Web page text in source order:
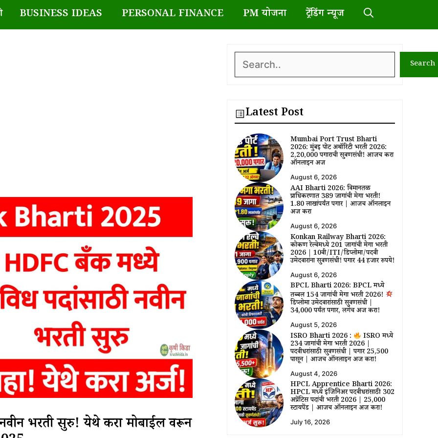
BUSINESS IDEAS PERSONAL FINANCE PM योजना ट्रेंडिंग न्यूज
भरती सुरु! येथे करा मोबाईल वरून
Search Search
Latest Post
Mumbai Port Trust Bharti
2026: मुंबई पोर्ट अथॉरिटी भरती 2026:
₹2,20,000 पगाराची सुवर्णसंधी! आजच करा
ऑनलाईन अर्ज
August 6, 2026
AAI Bharti 2026: विमानतळ
प्राधिकरणात 389 जागांची मेगा भरती!
₹1.80 लाखांपर्यंत पगार | आजच ऑनलाईन
अर्ज करा
August 6, 2026
Konkan Railway Bharti 2026:
कोकण रेल्वेमध्ये 201 जागांची मेगा भरती
2026 | 10वी/ITI/डिप्लोमा/पदवी
उमेदवारांना सुवर्णसंधी! पगार 44 हजार रुपये!
August 6, 2026
BPCL Bharti 2026: BPCL मध्ये
तब्बल 154 जागांची मेगा भरती 2026!
डिप्लोमा उमेदवारांसाठी सुवर्णसंधी |
₹34,000 पर्यंत पगार, लगेच अर्ज करा!
August 5, 2026
ISRO Bharti 2026 : ISRO मध्ये
234 जागांची मेगा भरती 2026 |
पदवीधरांसाठी सुवर्णसंधी | पगार ₹25,500
पासून | आजच ऑनलाईन अर्ज करा!
August 4, 2026
HPCL Apprentice Bharti 2026:
HPCL मध्ये इंजिनिअर पदवीधरांसाठी 302
अप्रेंटिस पदांची भरती 2026 | ₹25,000
स्टायपेंड | आजच ऑनलाईन अर्ज करा!
July 16, 2026